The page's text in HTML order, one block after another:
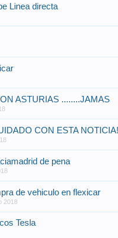
Linea directa
ASTURIAS ........JAMAS
CON ESTA
de pena
de vehiculo en flexicar
2018
Tesla